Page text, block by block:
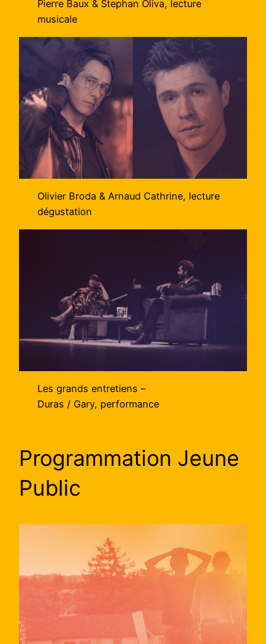
Pierre Baux & Stephan Oliva, lecture
musicale
Olivier Broda & Arnaud Cathrine, lecture
dégustation
Les grands entretiens –
Duras / Gary, performance
Programmation Jeune
Public